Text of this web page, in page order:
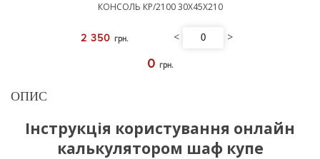
КОНСОЛЬ КР/2100 30Х45Х210
2 350 грн. < >
0 грн.
ОПИС
Інструкція користування онлайн
калькулятором шаф купе